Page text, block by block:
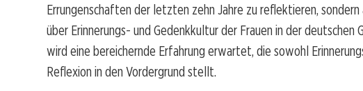
Errungenschaften der letzten zehn Jahre zu reflektieren, sondern
über Erinnerungs- und Gedenkkultur der Frauen in der deutschen
wird eine bereichernde Erfahrung erwartet, die sowohl
Reflexion in den Vordergrund stellt.